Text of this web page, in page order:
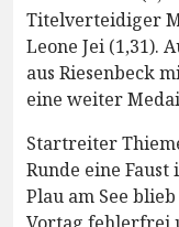
Titelverteidiger
Leone Jei (1,31).
aus Riesenbeck
eine weiter
Startreiter
Runde eine
Plau am See